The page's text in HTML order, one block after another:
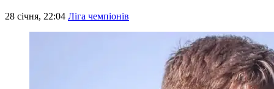
28 січня, 22:04 Ліга чемпіонів